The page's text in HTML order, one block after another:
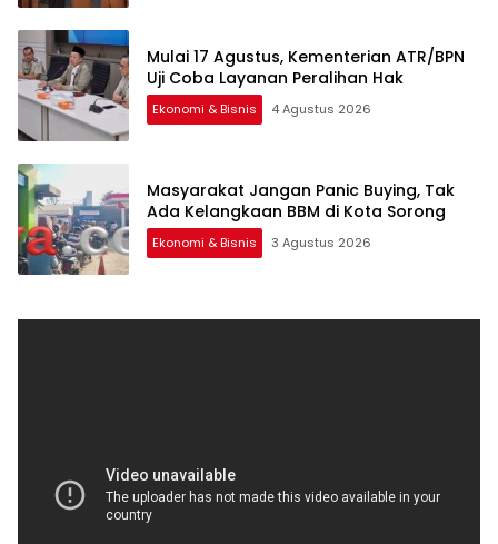
Mulai 17 Agustus, Kementerian ATR/BPN
Uji Coba Layanan Peralihan Hak
Ekonomi & Bisnis 4 Agustus 2026
Masyarakat Jangan Panic Buying, Tak
Ada Kelangkaan BBM di Kota Sorong
Ekonomi & Bisnis 3 Agustus 2026